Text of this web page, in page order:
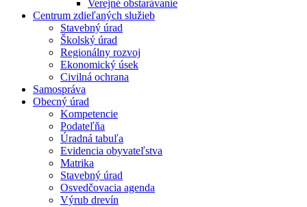
Verejné obstarávanie
Centrum zdieľaných služieb
Stavebný úrad
Školský úrad
Regionálny rozvoj
Ekonomický úsek
Civilná ochrana
Samospráva
Obecný úrad
Kompetencie
Podateľňa
Úradná tabuľa
Evidencia obyvateľstva
Matrika
Stavebný úrad
Osvedčovacia agenda
Výrub drevín